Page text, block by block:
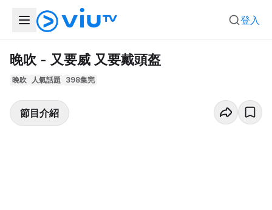
登入
晚吹 - 又要威 又要戴頭盔
晚吹 人氣話題 398集完
節目介紹